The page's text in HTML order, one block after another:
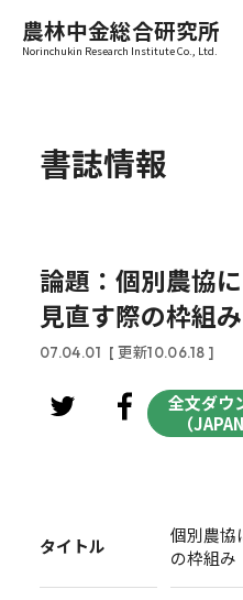
農林中金総合研究所
Norinchukin Research Institute Co., Ltd.
書誌情報
論題：個別農協
見直す際の枠組み
07.04.01 [ 更新10.06.18 ]
全文ダウ
（
タイトル
個別農協
の枠組み